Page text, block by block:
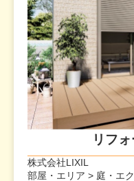
リフ
株式会社LIXIL
部屋・エリア > 庭・エ